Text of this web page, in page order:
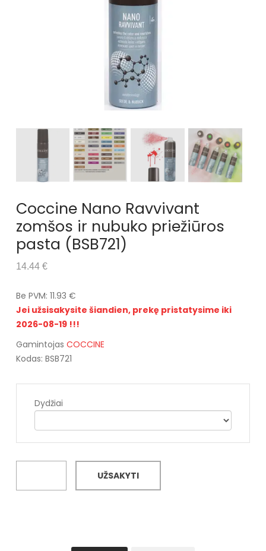
Coccine Nano Ravvivant
zomšos ir nubuko priežiūros
pasta (BSB721)
14.44 €
Be PVM: 11.93 €
Jei užsisakysite šiandien, prekę pristatysime iki
2026-08-19 !!!
Gamintojas COCCINE
Kodas: BSB721
Dydžiai
UŽSAKYTI